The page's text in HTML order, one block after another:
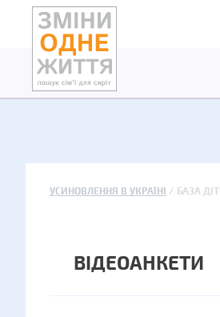
УСИНОВЛЕННЯ В УКРАЇНІ БАЗА
ВІДЕОАНКЕТИ